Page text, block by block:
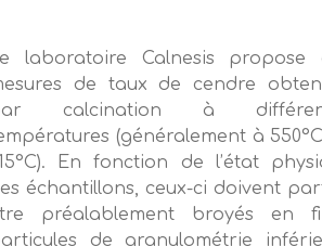
laboratoire Calnesis propose
de taux de cendre
calcination à
(généralement à
En fonction de l’état
échantillons, ceux-ci doivent
préalablement broyés en
de granulométrie